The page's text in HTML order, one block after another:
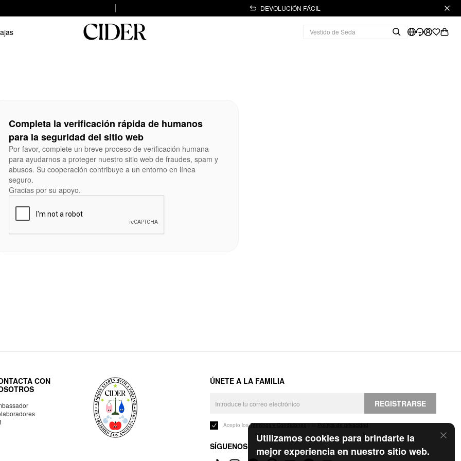
DEVOLUCIÓN FÁCIL
Utilizamos cookies para brindarte la
mejor experiencia en nuestro sitio web.
Completa la verificación rápida de humanos
para la seguridad del sitio web
Por favor, complete un breve proceso de verificación humana
para ayudarnos a proteger nuestro sitio web de fraudes, spam y
abusos. Su cooperación contribuye a un entorno en línea
seguro.
Gracias por su apoyo.
CON
ÚNETE A LA FAMILIA
REGISTRARSE
Acepto losTérminos y Condicionesy laPolítica de privacidad.
SÍGUENOS